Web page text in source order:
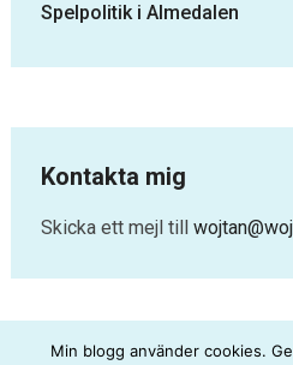
Spelpolitik i Almedalen
Kontakta mig
Skicka ett mejl till
Min blogg använder cookies.